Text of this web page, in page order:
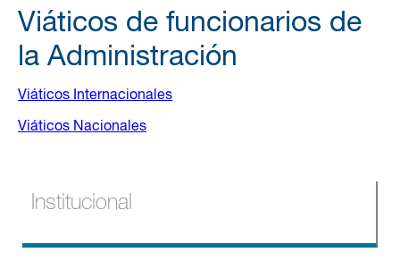
Institucional
Viáticos de funcionarios de
la Administración
Viáticos Internacionales
Viáticos Nacionales